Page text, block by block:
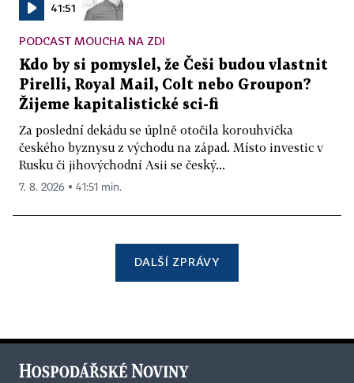
41:51
PODCAST MOUCHA NA ZDI
Kdo by si pomyslel, že Češi budou vlastnit
Pirelli, Royal Mail, Colt nebo Groupon?
Žijeme kapitalistické sci-fi
Za poslední dekádu se úplně otočila korouhvička
českého byznysu z východu na západ. Místo investic v
Rusku či jihovýchodní Asii se český...
7. 8. 2026 ▪ 41:51 min.
DALŠÍ ZPRÁVY